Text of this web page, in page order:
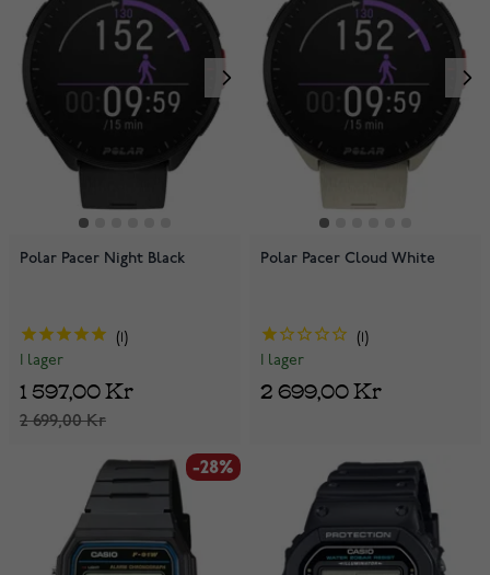
Polar Pacer Night Black
I lager
2 699,00 Kr
1 597,00 Kr
Polar Pacer Cloud White
I lager
2 699,00 Kr
-28%